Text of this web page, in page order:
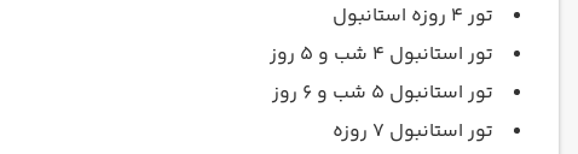
تور 4 روزه استانبول
تور استانبول 4 شب و 5 روز
تور استانبول 5 شب و 6 روز
تور استانبول 7 روزه